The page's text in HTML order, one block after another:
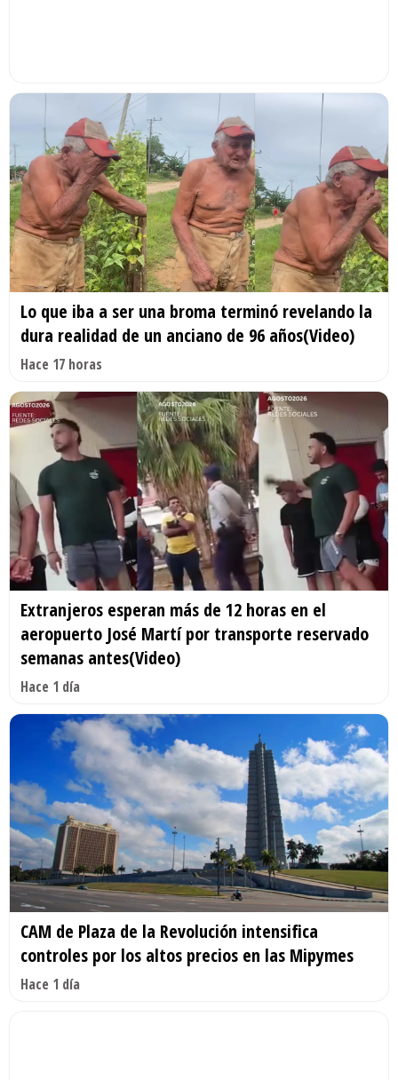
Lo que iba a ser una broma terminó revelando la
dura realidad de un anciano de 96 años(Video)
Hace 17 horas
Extranjeros esperan más de 12 horas en el
aeropuerto José Martí por transporte reservado
semanas antes(Video)
Hace 1 día
CAM de Plaza de la Revolución intensifica
controles por los altos precios en las Mipymes
Hace 1 día